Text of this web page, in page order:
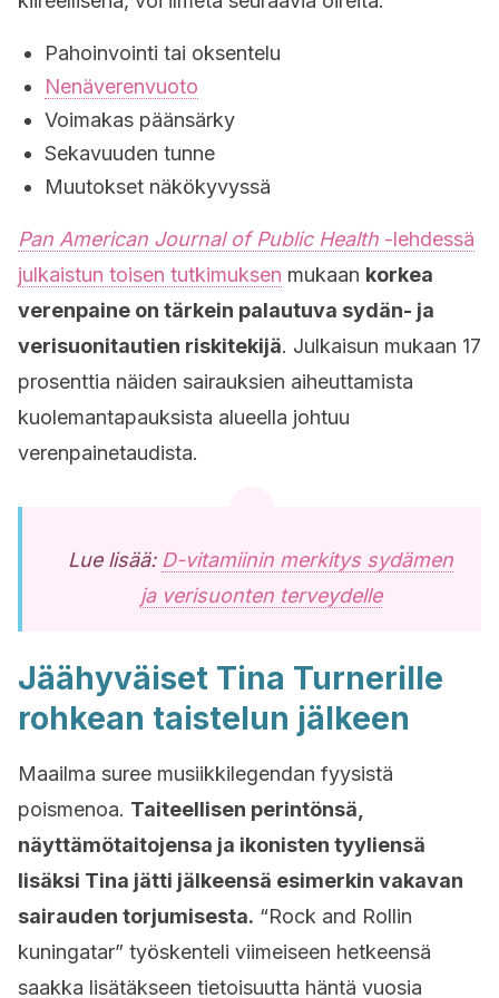
Pahoinvointi tai oksentelu
Nenäverenvuoto
Voimakas päänsärky
Sekavuuden tunne
Muutokset näkökyvyssä
Pan American Journal of Public Health -lehdessä
julkaistun toisen tutkimuksen mukaan korkea
verenpaine on tärkein palautuva sydän- ja
verisuonitautien riskitekijä. Julkaisun mukaan 17
prosenttia näiden sairauksien aiheuttamista
kuolemantapauksista alueella johtuu
verenpainetaudista.
Lue lisää: D-vitamiinin merkitys sydämen
ja verisuonten terveydelle
Jäähyväiset Tina Turnerille
rohkean taistelun jälkeen
Maailma suree musiikkilegendan fyysistä
poismenoa. Taiteellisen perintönsä,
näyttämötaitojensa ja ikonisten tyyliensä
lisäksi Tina jätti jälkeensä esimerkin vakavan
sairauden torjumisesta. “Rock and Rollin
kuningatar” työskenteli viimeiseen hetkeensä
saakka lisätäkseen tietoisuutta häntä vuosia